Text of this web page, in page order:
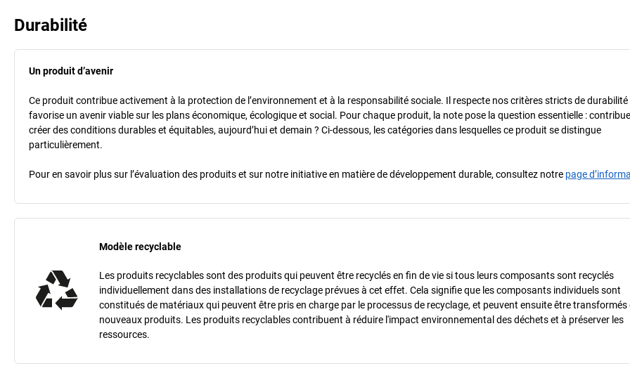
Durabilité
Un produit d’avenir
Ce produit contribue activement à la protection de l’environnement et à la responsabilité sociale. Il respecte nos critères stricts de durabilité
favorise un avenir viable sur les plans économique, écologique et social. Pour chaque produit, la note pose la question essentielle :
créer des conditions durables et équitables, aujourd’hui et demain ? Ci-dessous, les catégories dans lesquelles ce produit se distingue
particulièrement.
Pour en savoir plus sur l’évaluation des produits et sur notre initiative en matière de développement durable, consultez notre page
Modèle recyclable
Les produits recyclables sont des produits qui peuvent être recyclés en fin de vie si tous leurs composants sont recyclés
individuellement dans des installations de recyclage prévues à cet effet. Cela signifie que les composants individuels sont
constitués de matériaux qui peuvent être pris en charge par le processus de recyclage, et peuvent ensuite être transformés
nouveaux produits. Les produits recyclables contribuent à réduire l'impact environnemental des déchets et à préserver les
ressources.